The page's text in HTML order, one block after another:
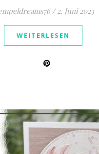
/ 2. Juni 2023
WEITERLESEN